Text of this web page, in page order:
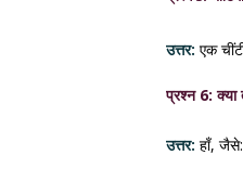
उत्तर: एक
प्रश्न 6:
उत्तर: हाँ,